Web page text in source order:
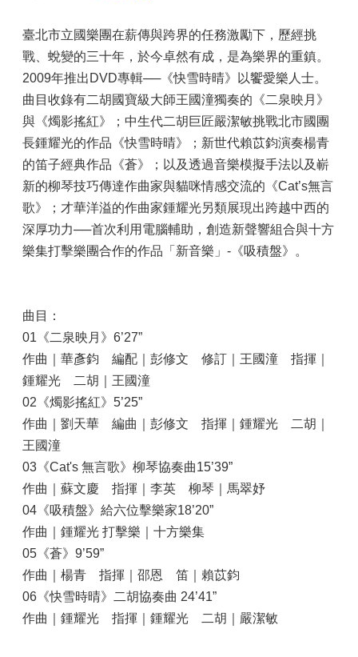
臺北市立國樂團在薪傳與跨界的任務激勵下，歷經挑
戰、蛻變的三十年，於今卓然有成，是為樂界的重鎮。
2009年推出DVD專輯──《快雪時晴》以饗愛樂人士。
曲目收錄有二胡國寶級大師王國潼獨奏的《二泉映月》
與《燭影搖紅》；中生代二胡巨匠嚴潔敏挑戰北市國團
長鍾耀光的作品《快雪時晴》；新世代賴苡鈞演奏楊青
的笛子經典作品《蒼》；以及透過音樂模擬手法以及嶄
新的柳琴技巧傳達作曲家與貓咪情感交流的《Cat’s無言
歌》；才華洋溢的作曲家鍾耀光另類展現出跨越中西的
深厚功力──首次利用電腦輔助，創造新聲響組合與十方
樂集打擊樂團合作的作品「新音樂」-《吸積盤》。
曲目：
01《二泉映月》6’27”
作曲｜華彥鈞 編配｜彭修文 修訂｜王國潼 指揮｜
鍾耀光 二胡｜王國潼
02《燭影搖紅》5’25”
作曲｜劉天華 編曲｜彭修文 指揮｜鍾耀光 二胡｜
王國潼
03《Cat's 無言歌》柳琴協奏曲15’39”
作曲｜蘇文慶 指揮｜李英 柳琴｜馬翠妤
04《吸積盤》給六位擊樂家18’20”
作曲｜鍾耀光 打擊樂｜十方樂集
05《蒼》9’59”
作曲｜楊青 指揮｜邵恩 笛｜賴苡鈞
06《快雪時晴》二胡協奏曲 24’41”
作曲｜鍾耀光 指揮｜鍾耀光 二胡｜嚴潔敏